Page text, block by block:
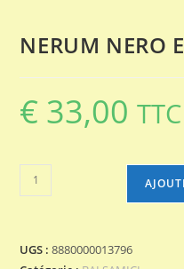
NERUM NERO
€ 33,00 TTC
quantité
de
E
UGS :8880000013796